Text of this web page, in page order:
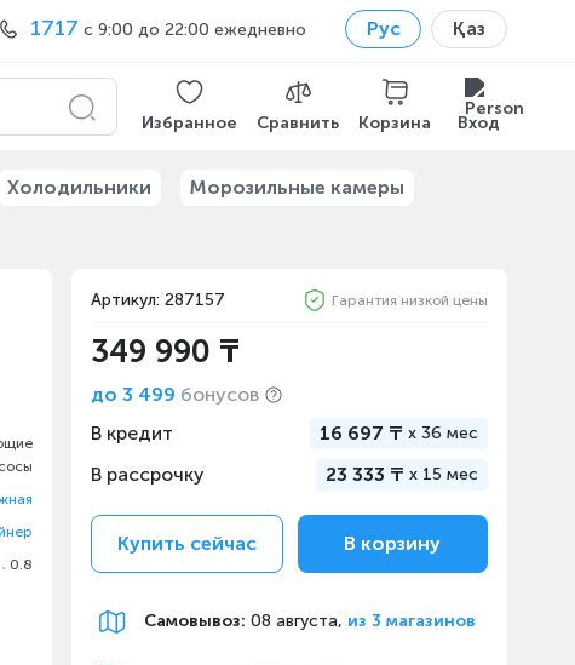
1717 с 9:00 до 22:00 ежедневно Рус Қаз
Избранное Сравнить Корзина Вход
Холодильники Морозильные камеры
0.8
Артикул: 287157 Гарантия низкой цены
349 990 ₸
до 3 499 бонусов
В кредит
16 697 ₸ x 36 мес
В рассрочку 23 333 ₸ x 15 мес
Купить сейчас В корзину
Самовывоз: 08 августа, из 3 магазинов